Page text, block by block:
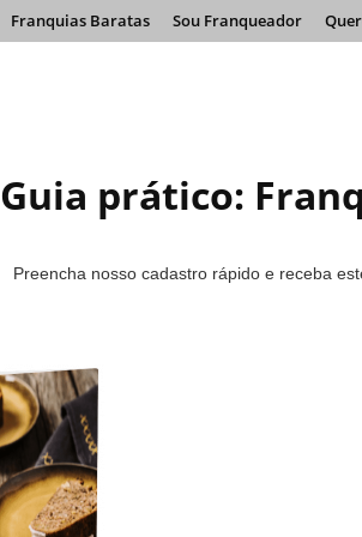
Franquias Baratas Sou Franqueador
Guia prático:
Preencha nosso cadastro rápido e receba